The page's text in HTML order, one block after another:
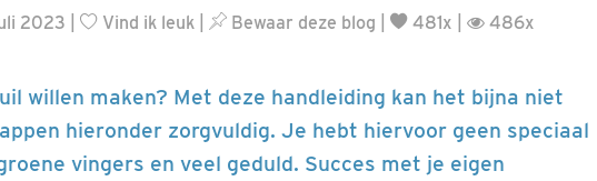
2023 | Vind ik leuk Bewaar deze blog 481x | 486x
willen maken? Met deze handleiding kan het bijna niet
hieronder zorgvuldig. Je hebt hiervoor geen speciaal
vingers en veel geduld. Succes met je eigen